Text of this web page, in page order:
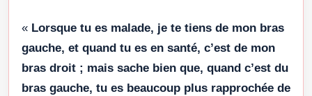
« Lorsque tu es malade, je te tiens de mon bras
gauche, et quand tu es en santé, c’est de mon
bras droit ; mais sache bien que, quand c’est du
bras gauche, tu es beaucoup plus rapprochée de